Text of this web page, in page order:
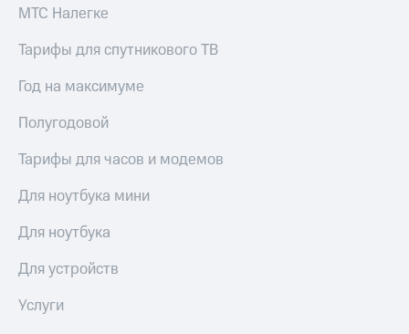
МТС Налегке
Тарифы для спутникового ТВ
Год на максимуме
Полугодовой
Тарифы для часов и модемов
Для ноутбука мини
Для ноутбука
Для устройств
Услуги